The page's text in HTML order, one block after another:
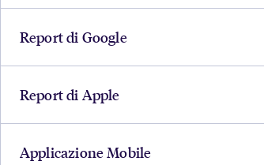
Report di Google
Report di Apple
Applicazione Mobile